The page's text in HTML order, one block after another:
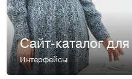
Интерфейсы